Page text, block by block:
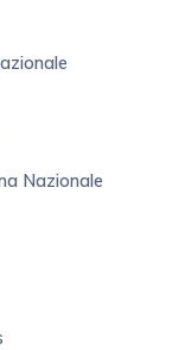
Nazionale